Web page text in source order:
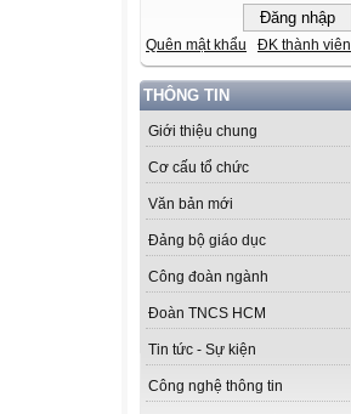
Quên mật khẩu ĐK thành viên
THÔNG TIN
Giới thiệu chung
Cơ cấu tổ chức
Văn bản mới
Đảng bộ giáo dục
Công đoàn ngành
Đoàn TNCS HCM
Tin tức - Sự kiện
Công nghệ thông tin